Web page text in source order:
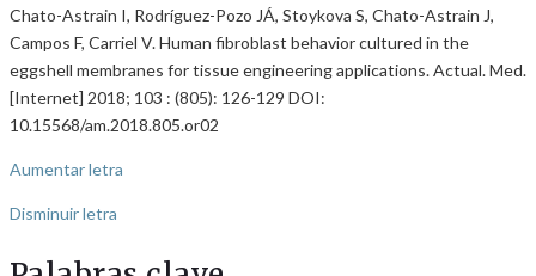
Chato-Astrain I, Rodríguez-Pozo JÁ, Stoykova S, Chato-Astrain J,
Campos F, Carriel V. Human fibroblast behavior cultured in the
eggshell membranes for tissue engineering applications. Actual. Med.
[Internet] 2018; 103 : (805): 126-129 DOI:
10.15568/am.2018.805.or02
Aumentar letra
Disminuir letra